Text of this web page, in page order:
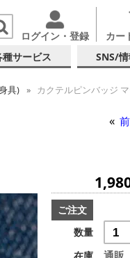
ログイン・登録 カー
種サービス SNS/
具)
カクテルピンバッジ
ご注文
数量
通販